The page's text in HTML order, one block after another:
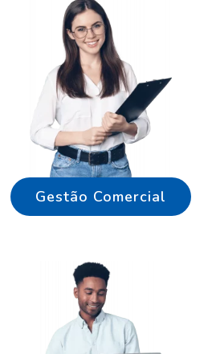
Gestão Comercial